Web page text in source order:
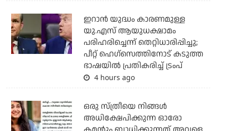
ഇറാന്‍ യുദ്ധം കാരണമുള്ള
യു.എസ് ആയുധക്ഷാമം
പരിഹരിച്ചെന്ന് തെറ്റിധാരിപ്പിച്ചു;
പീറ്റ് ഹെഗ്‌സെത്തിനോട് കടുത്ത
ഭാഷയില്‍ പ്രതികരിച്ച് ട്രംപ്
4 hours ago
ഒരു സ്ത്രീയെ നിങ്ങള്‍
അധിക്ഷേപിക്കുന്ന ഓരോ